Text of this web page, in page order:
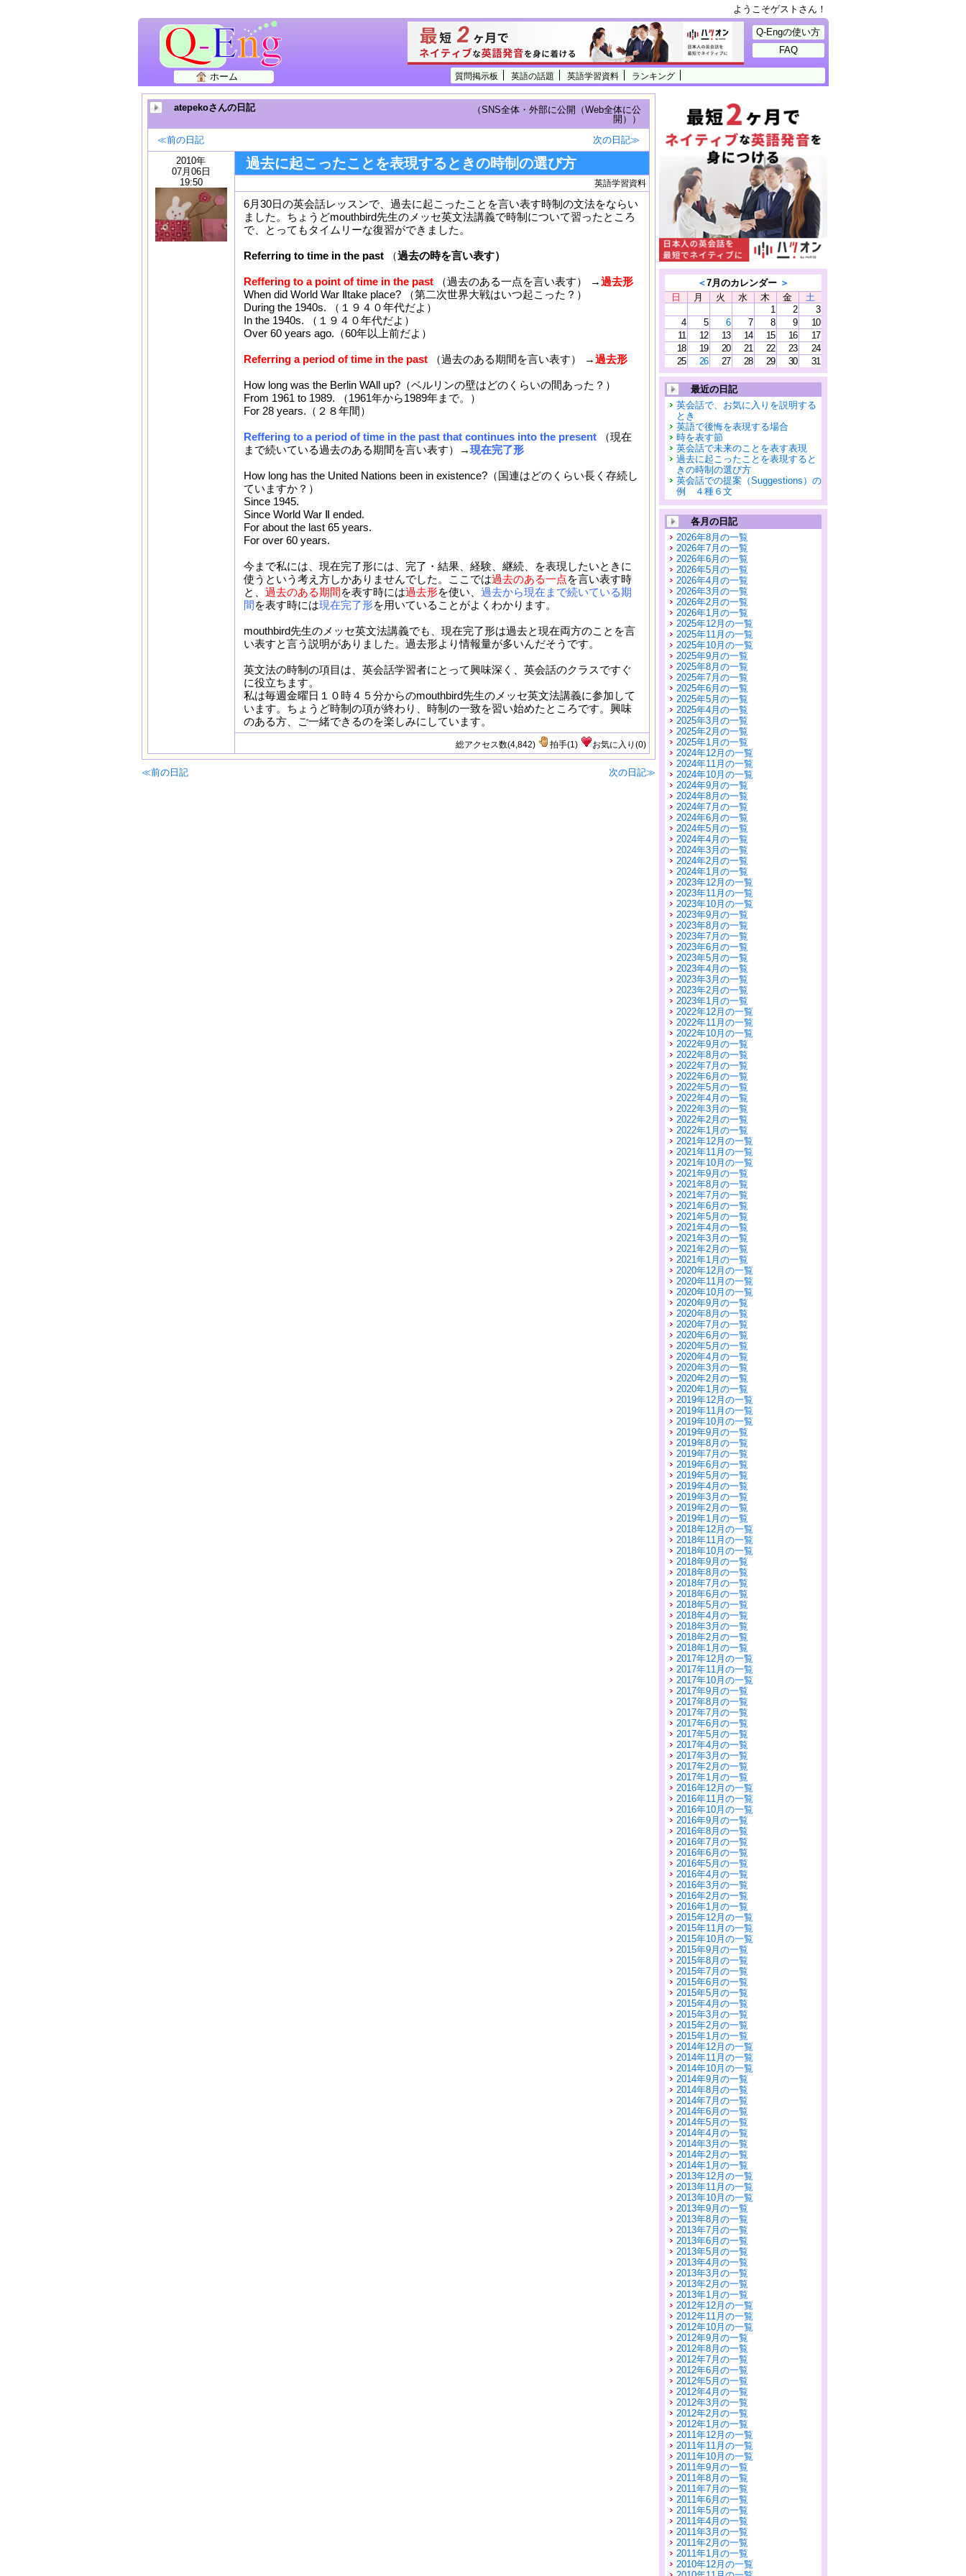
ようこそゲストさん！
質問掲示板 英語の話題 英語学習資料 ランキング
ホーム
Q-Engの使い方
FAQ
atepekoさんの日記
（SNS全体・外部に公開（Web全体に公
開））
≪前の日記
次の日記≫
2010年
07月06日
19:50
過去に起こったことを表現するときの時制の選び方
英語学習資料
6月30日の英会話レッスンで、過去に起こったことを言い表す時制の文法をならい
ました。ちょうどmouthbird先生のメッセ英文法講義で時制について習ったところ
で、とってもタイムリーな復習ができました。
Referring to time in the past（過去の時を言い表す）
Reffering to a point of time in the past（過去のある一点を言い表す） →過去形
When did World War Ⅱtake place? （第二次世界大戦はいつ起こった？）
During the 1940s. （１９４０年代だよ）
In the 1940s. （１９４０年代だよ）
Over 60 years ago.（60年以上前だよ）
Referring a period of time in the past（過去のある期間を言い表す） →過去形
How long was the Berlin WAll up?（ベルリンの壁はどのくらいの間あった？）
From 1961 to 1989. （1961年から1989年まで。）
For 28 years.（２８年間）
Reffering to a period of time in the past that continues into the present
（現在
まで続いている過去のある期間を言い表す）→現在完了形
How long has the United Nations been in existence?（国連はどのくらい長く存続し
ていますか？）
Since 1945.
Since World War Ⅱ ended.
For about the last 65 years.
For over 60 years.
今まで私には、現在完了形には、完了・結果、経験、継続、を表現したいときに
使うという考え方しかありませんでした。ここでは過去のある一点を言い表す時
と、 過去のある期間を表す時には過去形を使い、 過去から現在まで続いている期
間を表す時には現在完了形を用いていることがよくわかります。
mouthbird先生のメッセ英文法講義でも、現在完了形は過去と現在両方のことを言
い表すと言う説明がありました。過去形より情報量が多いんだそうです。
英文法の時制の項目は、英会話学習者にとって興味深く、英会話のクラスですぐ
に役立ちます。
私は毎週金曜日１０時４５分からのmouthbird先生のメッセ英文法講義に参加して
います。ちょうど時制の項が終わり、時制の一致を習い始めたところです。興味
のある方、ご一緒できるのを楽しみにしています。
総アクセス数(4,842) 拍手(1) お気に入り (0)
≪前の日記 次の日記≫
＜7月のカレンダー ＞
日
月 火 水 木 金
土
1
2
3
4
5 6 7 8 9
10
11
12 13 14 15 16
17
18
19 20 21 22 23
24
25
26 27 28 29 30 31
最近の日記
英会話で、お気に入りを説明する
とき
英語で後悔を表現する場合
時を表す節
英会話で未来のことを表す表現
過去に起こったことを表現すると
きの時制の選び方
英会話での提案（Suggestions）の
例 ４種６文
各月の日記
2026年8月の一覧
2026年7月の一覧
2026年6月の一覧
2026年5月の一覧
2026年4月の一覧
2026年3月の一覧
2026年2月の一覧
2026年1月の一覧
2025年12月の一覧
2025年11月の一覧
2025年10月の一覧
2025年9月の一覧
2025年8月の一覧
2025年7月の一覧
2025年6月の一覧
2025年5月の一覧
2025年4月の一覧
2025年3月の一覧
2025年2月の一覧
2025年1月の一覧
2024年12月の一覧
2024年11月の一覧
2024年10月の一覧
2024年9月の一覧
2024年8月の一覧
2024年7月の一覧
2024年6月の一覧
2024年5月の一覧
2024年4月の一覧
2024年3月の一覧
2024年2月の一覧
2024年1月の一覧
2023年12月の一覧
2023年11月の一覧
2023年10月の一覧
2023年9月の一覧
2023年8月の一覧
2023年7月の一覧
2023年6月の一覧
2023年5月の一覧
2023年4月の一覧
2023年3月の一覧
2023年2月の一覧
2023年1月の一覧
2022年12月の一覧
2022年11月の一覧
2022年10月の一覧
2022年9月の一覧
2022年8月の一覧
2022年7月の一覧
2022年6月の一覧
2022年5月の一覧
2022年4月の一覧
2022年3月の一覧
2022年2月の一覧
2022年1月の一覧
2021年12月の一覧
2021年11月の一覧
2021年10月の一覧
2021年9月の一覧
2021年8月の一覧
2021年7月の一覧
2021年6月の一覧
2021年5月の一覧
2021年4月の一覧
2021年3月の一覧
2021年2月の一覧
2021年1月の一覧
2020年12月の一覧
2020年11月の一覧
2020年10月の一覧
2020年9月の一覧
2020年8月の一覧
2020年7月の一覧
2020年6月の一覧
2020年5月の一覧
2020年4月の一覧
2020年3月の一覧
2020年2月の一覧
2020年1月の一覧
2019年12月の一覧
2019年11月の一覧
2019年10月の一覧
2019年9月の一覧
2019年8月の一覧
2019年7月の一覧
2019年6月の一覧
2019年5月の一覧
2019年4月の一覧
2019年3月の一覧
2019年2月の一覧
2019年1月の一覧
2018年12月の一覧
2018年11月の一覧
2018年10月の一覧
2018年9月の一覧
2018年8月の一覧
2018年7月の一覧
2018年6月の一覧
2018年5月の一覧
2018年4月の一覧
2018年3月の一覧
2018年2月の一覧
2018年1月の一覧
2017年12月の一覧
2017年11月の一覧
2017年10月の一覧
2017年9月の一覧
2017年8月の一覧
2017年7月の一覧
2017年6月の一覧
2017年5月の一覧
2017年4月の一覧
2017年3月の一覧
2017年2月の一覧
2017年1月の一覧
2016年12月の一覧
2016年11月の一覧
2016年10月の一覧
2016年9月の一覧
2016年8月の一覧
2016年7月の一覧
2016年6月の一覧
2016年5月の一覧
2016年4月の一覧
2016年3月の一覧
2016年2月の一覧
2016年1月の一覧
2015年12月の一覧
2015年11月の一覧
2015年10月の一覧
2015年9月の一覧
2015年8月の一覧
2015年7月の一覧
2015年6月の一覧
2015年5月の一覧
2015年4月の一覧
2015年3月の一覧
2015年2月の一覧
2015年1月の一覧
2014年12月の一覧
2014年11月の一覧
2014年10月の一覧
2014年9月の一覧
2014年8月の一覧
2014年7月の一覧
2014年6月の一覧
2014年5月の一覧
2014年4月の一覧
2014年3月の一覧
2014年2月の一覧
2014年1月の一覧
2013年12月の一覧
2013年11月の一覧
2013年10月の一覧
2013年9月の一覧
2013年8月の一覧
2013年7月の一覧
2013年6月の一覧
2013年5月の一覧
2013年4月の一覧
2013年3月の一覧
2013年2月の一覧
2013年1月の一覧
2012年12月の一覧
2012年11月の一覧
2012年10月の一覧
2012年9月の一覧
2012年8月の一覧
2012年7月の一覧
2012年6月の一覧
2012年5月の一覧
2012年4月の一覧
2012年3月の一覧
2012年2月の一覧
2012年1月の一覧
2011年12月の一覧
2011年11月の一覧
2011年10月の一覧
2011年9月の一覧
2011年8月の一覧
2011年7月の一覧
2011年6月の一覧
2011年5月の一覧
2011年4月の一覧
2011年3月の一覧
2011年2月の一覧
2011年1月の一覧
2010年12月の一覧